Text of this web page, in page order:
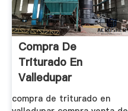
Compra De
Triturado En
Valledupar
compra de triturado en